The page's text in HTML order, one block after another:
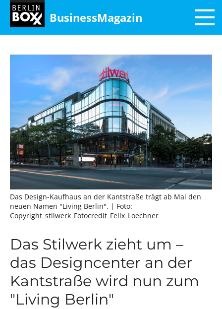
BusinessMagazin
Das Design-Kaufhaus an der Kantstraße trägt ab Mai den
neuen Namen "Living Berlin". | Foto:
Copyright_stilwerk_Fotocredit_Felix_Loechner
Das Stilwerk zieht um –
das Designcenter an der
Kantstraße wird nun zum
"Living Berlin"